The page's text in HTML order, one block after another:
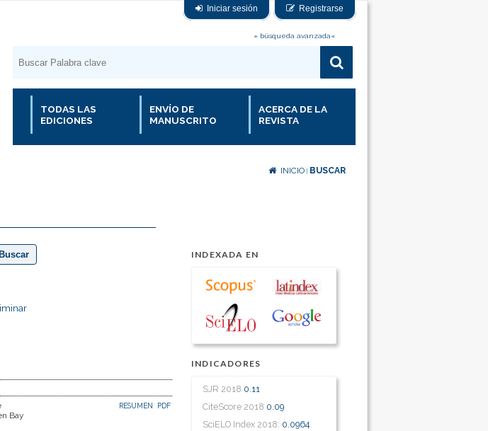
Iniciar sesión Registrarse
» búsqueda avanzada«
TODAS LAS
EDICIONES
ENVÍO DE
MANUSCRITO
ACERCA DE LA
REVISTA
INICIO BUSCAR
INDEXADA EN
INDICADORES
SJR 2018 0.11
CiteScore 2018 0.09
SciELO Index 2018: 0.0964
Bay
RESUMEN PDF